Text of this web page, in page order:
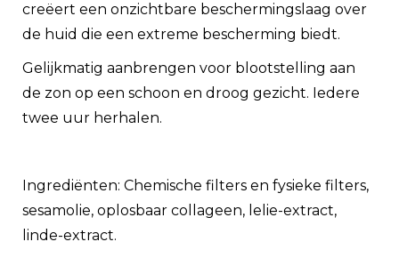
creëert een onzichtbare beschermingslaag over
de huid die een extreme bescherming biedt.
Gelijkmatig aanbrengen voor blootstelling aan
de zon op een schoon en droog gezicht. Iedere
twee uur herhalen.
Ingrediënten: Chemische filters en fysieke filters,
sesamolie, oplosbaar collageen, lelie-extract,
linde-extract.